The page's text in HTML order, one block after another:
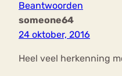
Beantwoorden
someone64
24 oktober, 2016
Heel veel herkenning